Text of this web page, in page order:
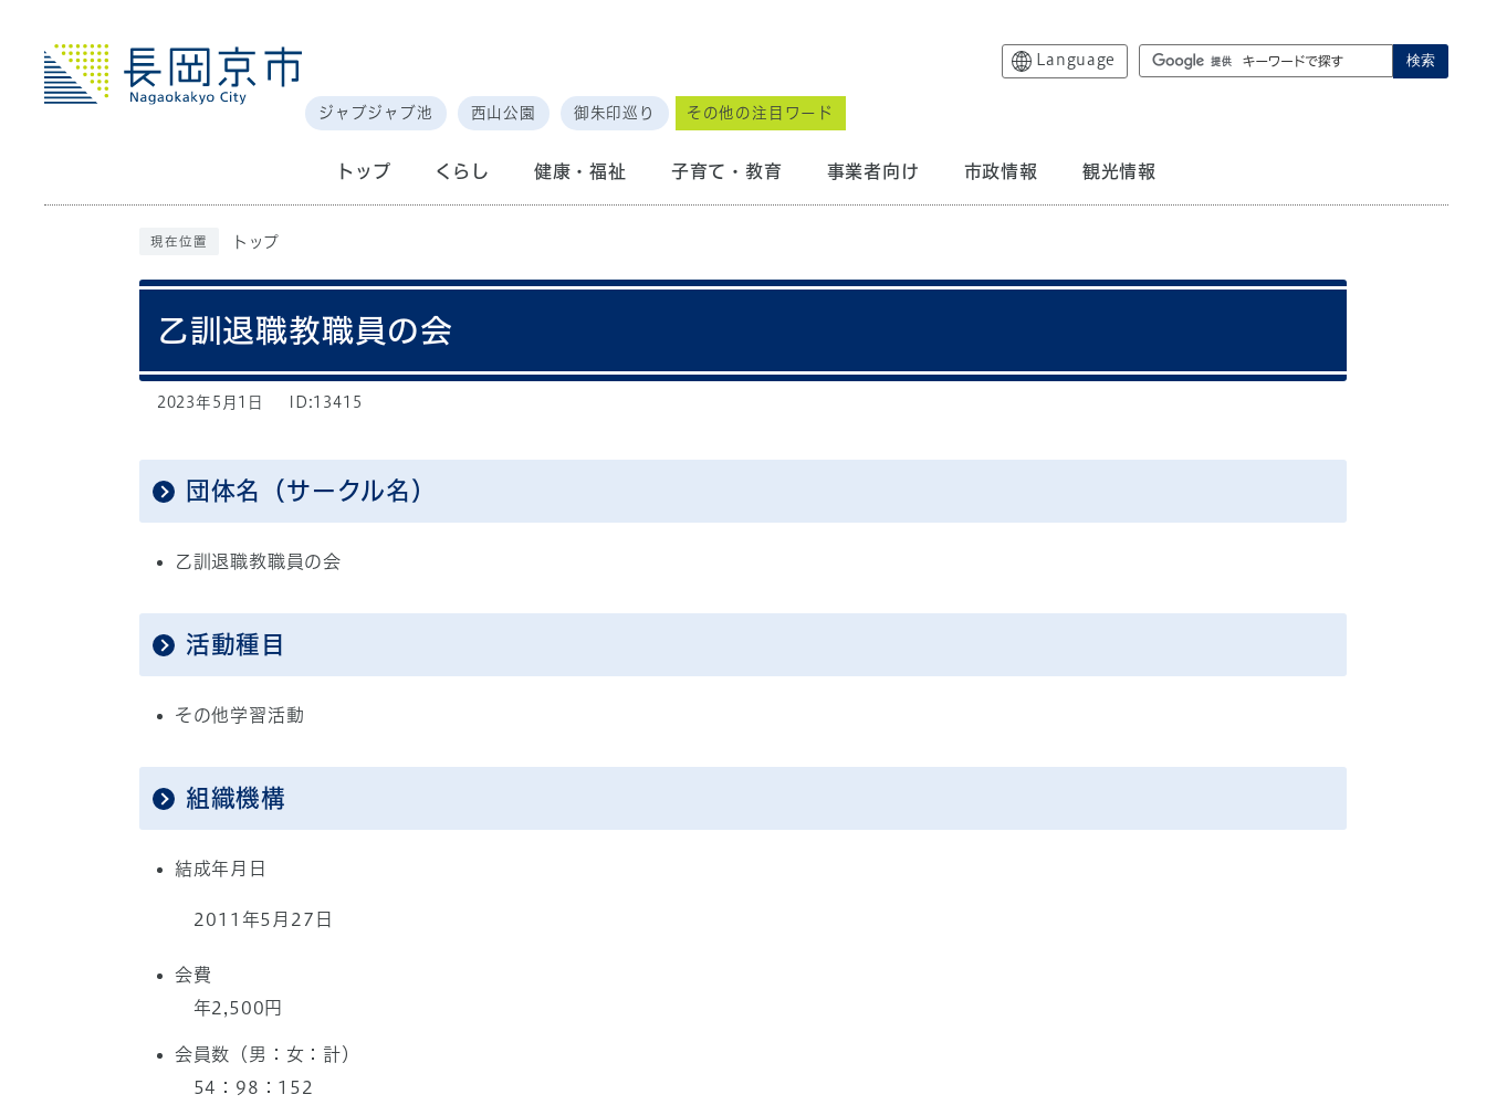
Language 検索
ジャブジャブ池 西山公園 御朱印巡り その他の注目ワード
トップ くらし 健康・福祉 子育て・教育 事業者向け 市政情報 観光情報
現在位置 トップ
乙訓退職教職員の会
2023年5月1日 ID:13415
団体名（サークル名）
乙訓退職教職員の会
活動種目
その他学習活動
組織機構
結成年月日
2011年5月27日
会費
年2,500円
会員数（男：女：計）
54：98：152